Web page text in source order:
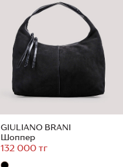
GIULIANO BRANI
Шоппер
132 000 тг